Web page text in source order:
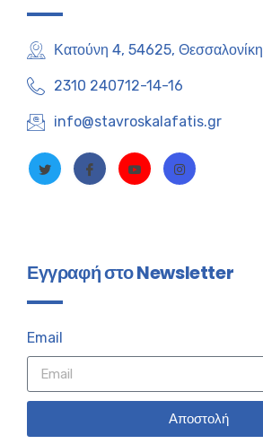
Κατούνη 4, 54625, Θεσσαλονίκη
2310 240712-14-16
info@stavroskalafatis.gr
Εγγραφή στο Newsletter
Email
Αποστολή